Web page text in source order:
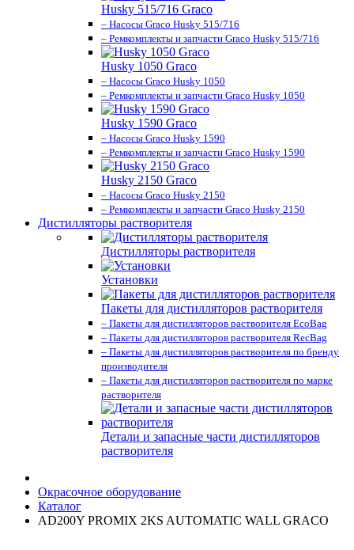
Husky 515/716 Graco
– Насосы Graco Husky 515/716
– Ремкомплекты и запчасти Graco Husky 515/716
Husky 1050 Graco
– Насосы Graco Husky 1050
– Ремкомплекты и запчасти Graco Husky 1050
Husky 1590 Graco
– Насосы Graco Husky 1590
– Ремкомплекты и запчасти Graco Husky 1590
Husky 2150 Graco
– Насосы Graco Husky 2150
– Ремкомплекты и запчасти Graco Husky 2150
Дистилляторы растворителя
Дистилляторы растворителя
Установки
Пакеты для дистилляторов растворителя
– Пакеты для дистилляторов растворителя EcoBag
– Пакеты для дистилляторов растворителя RecBag
– Пакеты для дистилляторов растворителя по бренду
производителя
– Пакеты для дистилляторов растворителя по марке
растворителя
Детали и запасные части дистилляторов
растворителя
Окрасочное оборудование
Каталог
AD200Y PROMIX 2KS AUTOMATIC WALL GRACO